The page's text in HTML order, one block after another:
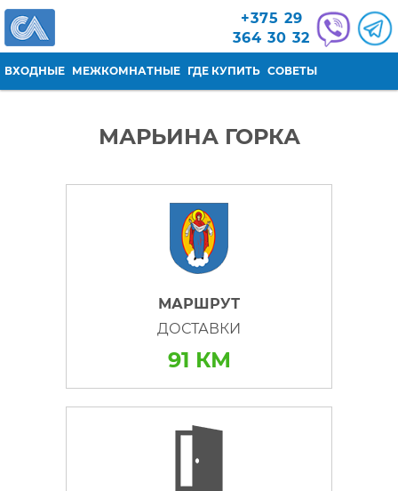
Перейти к основному содержанию+375 29
364 30 32
ВХОДНЫЕ МЕЖКОМНАТНЫЕ ГДЕ КУПИТЬ СОВЕТЫ
МАРЬИНА ГОРКА
МАРШРУТ
ДОСТАВКИ
91 КМ